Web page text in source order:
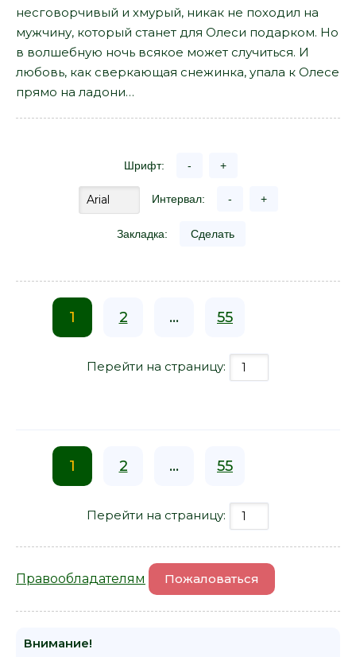
несговорчивый и хмурый, никак не походил на
мужчину, который станет для Олеси подарком. Но
в волшебную ночь всякое может случиться. И
любовь, как сверкающая снежинка, упала к Олесе
прямо на ладони…
Шрифт: - +
Интервал: - +
Закладка: Сделать
1 2 ... 55
Перейти на страницу:
1 2 ... 55
Перейти на страницу:
Правообладателям Пожаловаться
Внимание!